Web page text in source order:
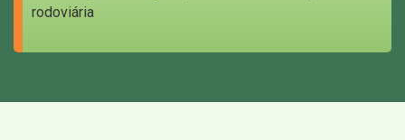
rodoviária